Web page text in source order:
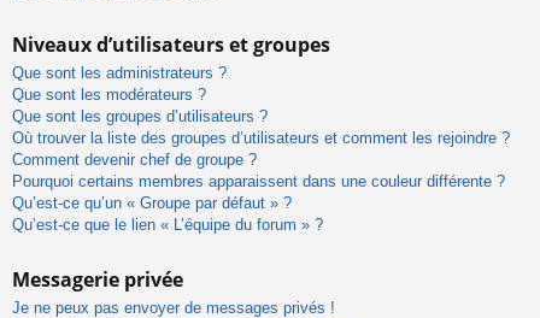
Niveaux d’utilisateurs et groupes
Que sont les administrateurs ?
Que sont les modérateurs ?
Que sont les groupes d’utilisateurs ?
Où trouver la liste des groupes d’utilisateurs et comment les rejoindre ?
Comment devenir chef de groupe ?
Pourquoi certains membres apparaissent dans une couleur différente ?
Qu’est-ce qu’un « Groupe par défaut » ?
Qu’est-ce que le lien « L’équipe du forum » ?
Messagerie privée
Je ne peux pas envoyer de messages privés !